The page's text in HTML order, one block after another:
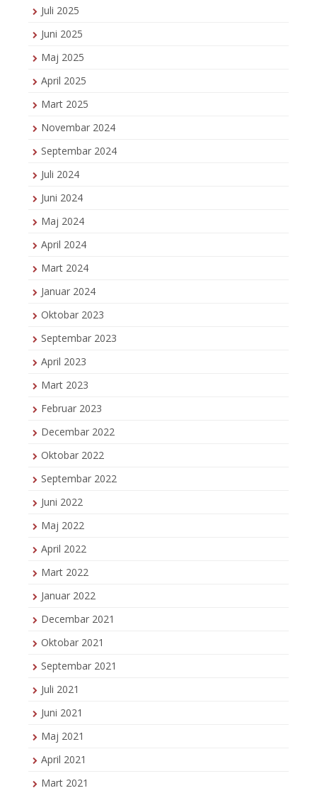
Juli 2025
Juni 2025
Maj 2025
April 2025
Mart 2025
Novembar 2024
Septembar 2024
Juli 2024
Juni 2024
Maj 2024
April 2024
Mart 2024
Januar 2024
Oktobar 2023
Septembar 2023
April 2023
Mart 2023
Februar 2023
Decembar 2022
Oktobar 2022
Septembar 2022
Juni 2022
Maj 2022
April 2022
Mart 2022
Januar 2022
Decembar 2021
Oktobar 2021
Septembar 2021
Juli 2021
Juni 2021
Maj 2021
April 2021
Mart 2021